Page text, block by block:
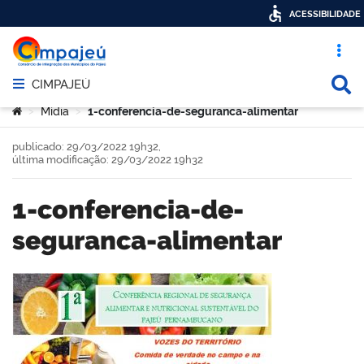
Acesso
Abrir menu principal de navegação
CIMPAJEÚ
Você está aqui:
> Mídia > 1-conferencia-de-seguranca-alimentar
1-conferencia-de-
seguranca-alimentar
publicado: 29/03/2022 19h32,
última modificação: 29/03/2022 19h32
ACESSIBILIDADE